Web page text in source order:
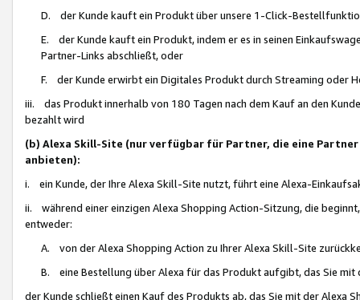
D. der Kunde kauft ein Produkt über unsere 1-Click-
E. der Kunde kauft ein Produkt, indem er es in seinen
Partner-Links abschließt, oder
F. der Kunde erwirbt ein Digitales Produkt durch Streaming oder
iii. das Produkt innerhalb von 180 Tagen nach dem Kauf an den
bezahlt wird
(b) Alexa Skill-Site (nur verfügbar für Partner, die eine
anbieten):
i. ein Kunde, der Ihre Alexa Skill-Site nutzt, führt eine Alexa-
ii. während einer einzigen Alexa Shopping Action-Sitzung, die
entweder:
A. von der Alexa Shopping Action zu Ihrer Alexa Skill-Site
B. eine Bestellung über Alexa für das Produkt aufgibt, das Sie mit
der Kunde schließt einen Kauf des Produkts ab, das Sie mit der Alexa